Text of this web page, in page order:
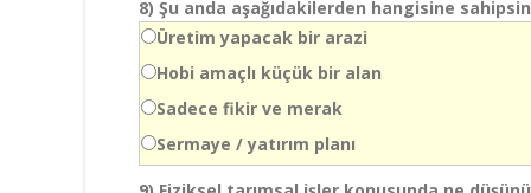
8) Şu anda aşağıdakilerden hangisine
Üretim yapacak bir arazi
Hobi amaçlı küçük bir alan
Sadece fikir ve merak
Sermaye / yatırım planı